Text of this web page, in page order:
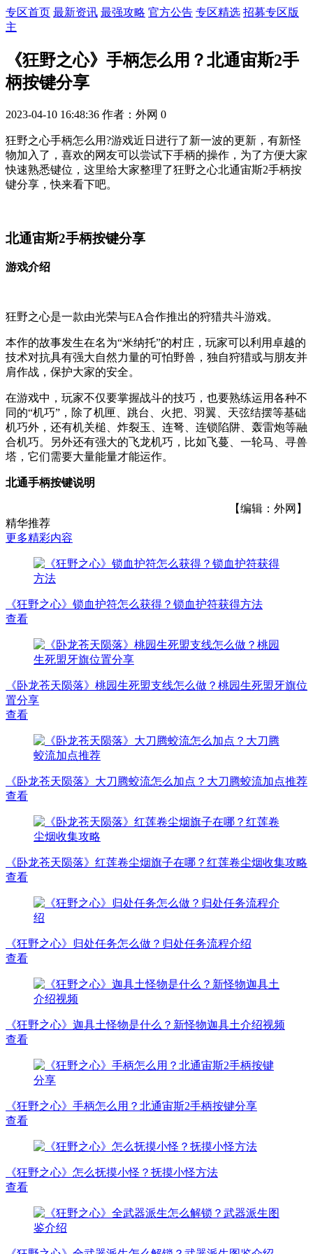
专区首页 最新资讯 最强攻略 官方公告 专区精选 招募专区版
主
《狂野之心》手柄怎么用？北通宙斯2手
柄按键分享
2023-04-10 16:48:36 作者：外网 0
狂野之心手柄怎么用?游戏近日进行了新一波的更新，有新怪
物加入了，喜欢的网友可以尝试下手柄的操作，为了方便大家
快速熟悉键位，这里给大家整理了狂野之心北通宙斯2手柄按
键分享，快来看下吧。
北通宙斯2手柄按键分享
游戏介绍
狂野之心是一款由光荣与EA合作推出的狩猎共斗游戏。
本作的故事发生在名为“米纳托”的村庄，玩家可以利用卓越的
技术对抗具有强大自然力量的可怕野兽，独自狩猎或与朋友并
肩作战，保护大家的安全。
在游戏中，玩家不仅要掌握战斗的技巧，也要熟练运用各种不
同的“机巧”，除了机匣、跳台、火把、羽翼、天弦结摆等基础
机巧外，还有机关槌、炸裂玉、连弩、连锁陷阱、轰雷炮等融
合机巧。另外还有强大的飞龙机巧，比如飞蔓、一轮马、寻兽
塔，它们需要大量能量才能运作。
北通手柄按键说明
【编辑：外网】
精华推荐
更多精彩内容
《狂野之心》锁血护符怎么获得？锁血护符获得方法
查看
《卧龙苍天陨落》桃园生死盟支线怎么做？桃园生死盟牙旗位
置分享
查看
《卧龙苍天陨落》大刀腾蛟流怎么加点？大刀腾蛟流加点推荐
查看
《卧龙苍天陨落》红莲卷尘烟旗子在哪？红莲卷尘烟收集攻略
查看
《狂野之心》归处任务怎么做？归处任务流程介绍
查看
《狂野之心》迦具土怪物是什么？新怪物迦具土介绍视频
查看
《狂野之心》手柄怎么用？北通宙斯2手柄按键分享
查看
《狂野之心》怎么抚摸小怪？抚摸小怪方法
查看